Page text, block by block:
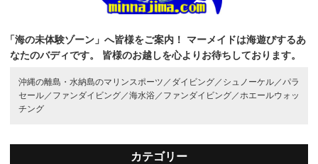
「海の未体験ゾーン」へ皆様をご案内！
マーメイドは海遊びするあ
なたのバディです。
皆様のお越しを心よりお待ちしております。
沖縄の離島・水納島のマリンスポーツ／ ダイビング／ シュノーケル／ パラ
セール／ ファンダイビング／海水浴／ ファンダイビング／ ホエールウォッ
チング
カテゴリー